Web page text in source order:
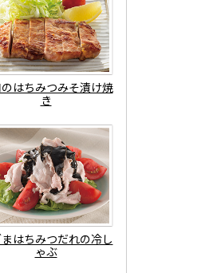
はちみつみそ漬け焼
き
はちみつだれの冷し
ゃぶ